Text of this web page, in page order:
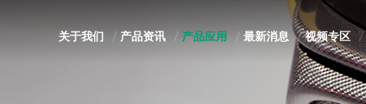
关于我们 产品资讯 产品应用 最新消息 视频专区